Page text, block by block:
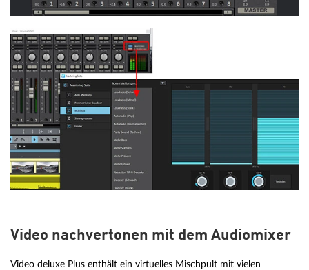
Video nachvertonen mit dem Audiomixer
Video deluxe Plus enthält ein virtuelles Mischpult mit vielen